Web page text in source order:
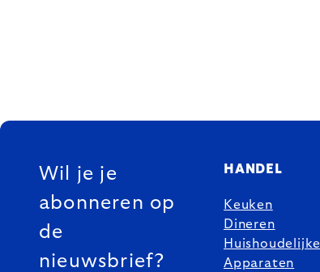
FOOTER
Wil je je
abonneren op
de
nieuwsbrief?
HANDEL
Keuken
Dineren
Huishoudelijke
Apparaten